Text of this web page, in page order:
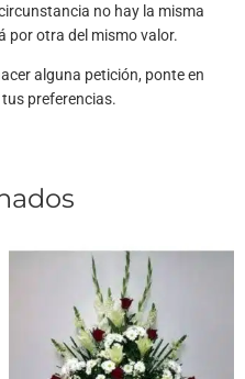
no hay la misma
por otra del mismo valor.
alguna petición, ponte en
preferencias.